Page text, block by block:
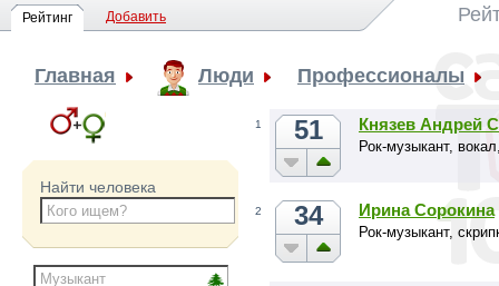
Рейтинг Добавить
Главная Люди Профессионалы
Найти человека
1 51 Князев Андрей
Рок-музыкант,
2 34 Ирина Сорокина
Рок-музыкант,